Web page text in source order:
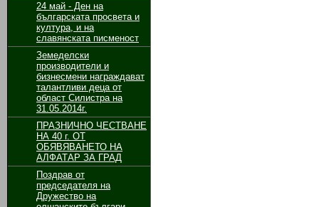
24 май - Ден на
българската просвета и
култура, и на
славянската писменост
Земеделски
производители и
бизнесмени награждават
талантливи деца от
област Силистра на
31.05.2014г.
ПРАЗНИЧНО ЧЕСТВАНЕ
НА 40 г. ОТ
ОБЯВЯВАНЕТО НА
АЛФАТАР ЗА ГРАД
Поздрав от
председателя на
Дружество на